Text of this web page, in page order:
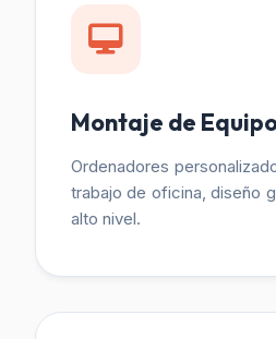
Montaje de
Ordenadores
trabajo de oficina, diseño
alto nivel.